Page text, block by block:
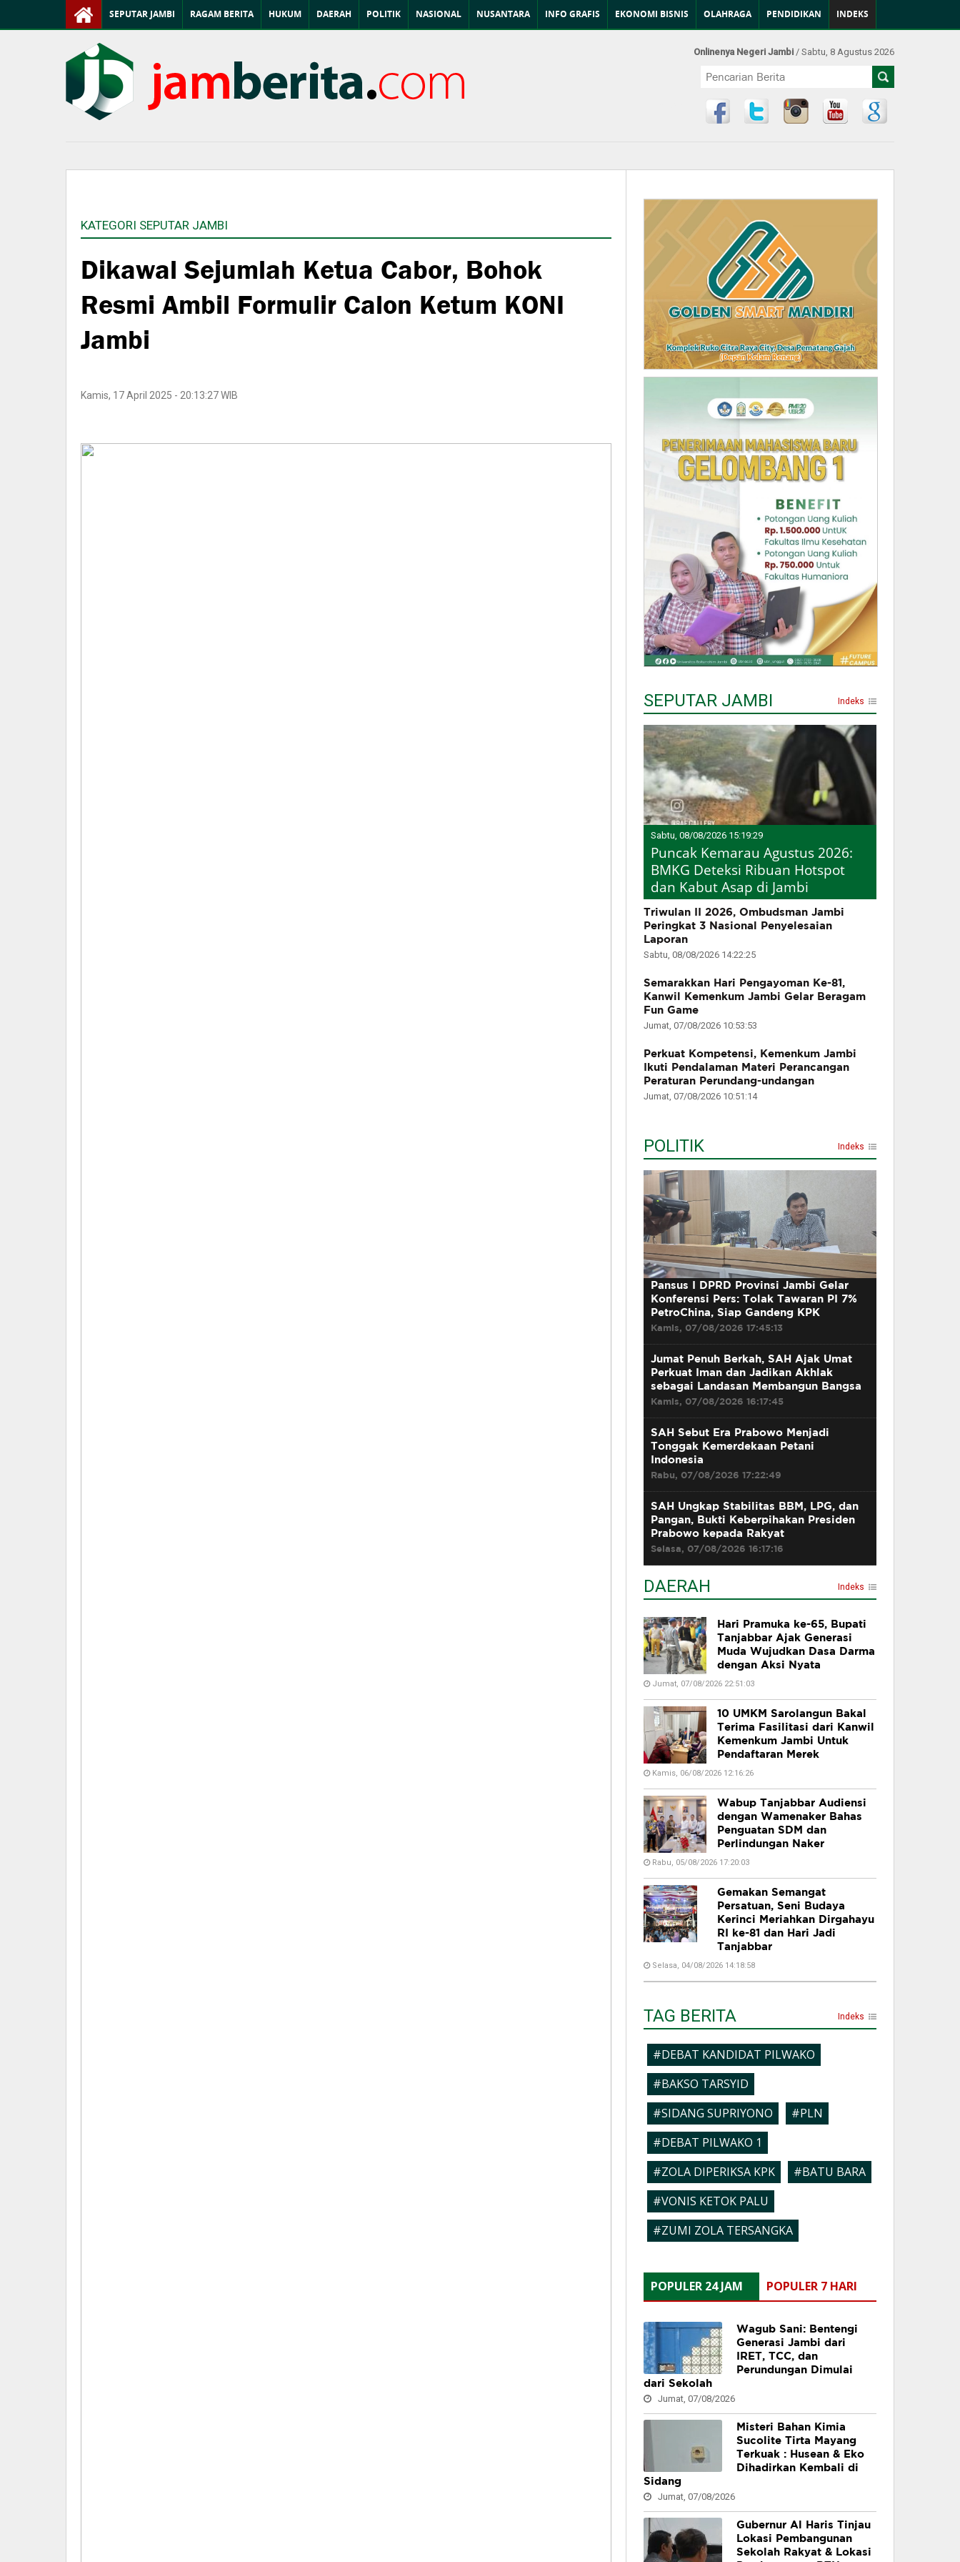
SEPUTAR JAMBI RAGAM BERITA HUKUM DAERAH POLITIK NASIONAL NUSANTARA INFO GRAFIS EKONOMI BISNIS OLAHRAGA PENDIDIKAN INDEKS
Onlinenya Negeri Jambi / Sabtu, 8 Agustus 2026
KATEGORI SEPUTAR JAMBI
Dikawal Sejumlah Ketua Cabor, Bohok
Resmi Ambil Formulir Calon Ketum KONI
Jambi
Kamis, 17 April 2025 - 20:13:27 WIB
SEPUTAR JAMBI Indeks
Sabtu, 08/08/2026 15:19:29
Puncak Kemarau Agustus 2026:
BMKG Deteksi Ribuan Hotspot
dan Kabut Asap di Jambi
Triwulan II 2026, Ombudsman Jambi
Peringkat 3 Nasional Penyelesaian
Laporan
Sabtu, 08/08/2026 14:22:25
Semarakkan Hari Pengayoman Ke-81,
Kanwil Kemenkum Jambi Gelar Beragam
Fun Game
Jumat, 07/08/2026 10:53:53
Perkuat Kompetensi, Kemenkum Jambi
Ikuti Pendalaman Materi Perancangan
Peraturan Perundang-undangan
Jumat, 07/08/2026 10:51:14
POLITIK Indeks
Pansus I DPRD Provinsi Jambi Gelar
Konferensi Pers: Tolak Tawaran PI 7%
PetroChina, Siap Gandeng KPK
Kamis, 07/08/2026 17:45:13
Jumat Penuh Berkah, SAH Ajak Umat
Perkuat Iman dan Jadikan Akhlak
sebagai Landasan Membangun Bangsa
Kamis, 07/08/2026 16:17:45
SAH Sebut Era Prabowo Menjadi
Tonggak Kemerdekaan Petani
Indonesia
Rabu, 07/08/2026 17:22:49
SAH Ungkap Stabilitas BBM, LPG, dan
Pangan, Bukti Keberpihakan Presiden
Prabowo kepada Rakyat
Selasa, 07/08/2026 16:17:16
DAERAH Indeks
Hari Pramuka ke-65, Bupati
Tanjabbar Ajak Generasi
Muda Wujudkan Dasa Darma
dengan Aksi Nyata
Jumat, 07/08/2026 22:51:03
10 UMKM Sarolangun Bakal
Terima Fasilitasi dari Kanwil
Kemenkum Jambi Untuk
Pendaftaran Merek
Kamis, 06/08/2026 12:16:26
Wabup Tanjabbar Audiensi
dengan Wamenaker Bahas
Penguatan SDM dan
Perlindungan Naker
Rabu, 05/08/2026 17:20:03
Gemakan Semangat
Persatuan, Seni Budaya
Kerinci Meriahkan Dirgahayu
RI ke-81 dan Hari Jadi
Tanjabbar
Selasa, 04/08/2026 14:18:58
TAG BERITA Indeks
#DEBAT KANDIDAT PILWAKO
#BAKSO TARSYID
#SIDANG SUPRIYONO
#PLN
#DEBAT PILWAKO 1
#ZOLA DIPERIKSA KPK
#BATU BARA
#VONIS KETOK PALU
#ZUMI ZOLA TERSANGKA
POPULER 24 JAM POPULER 7 HARI
Wagub Sani: Bentengi
Generasi Jambi dari
IRET, TCC, dan
Perundungan Dimulai
dari Sekolah
Jumat, 07/08/2026
Misteri Bahan Kimia
Sucolite Tirta Mayang
Terkuak : Husean & Eko
Dihadirkan Kembali di
Sidang
Jumat, 07/08/2026
Gubernur Al Haris Tinjau
Lokasi Pembangunan
Sekolah Rakyat & Lokasi